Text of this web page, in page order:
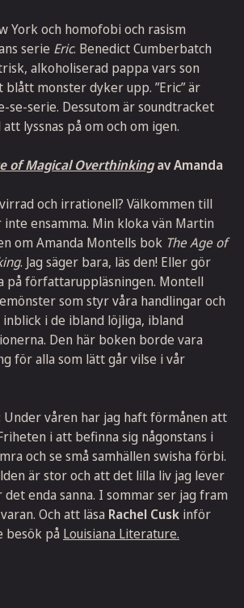
York och homofobi och rasism
serie Eric. Benedict Cumberbatch
alkoholiserad pappa vars son
monster dyker upp. ”Eric” är
se-serie. Dessutom är soundtracket
lyssnas på om och om igen.
of Magical Overthinkingav Amanda
och irrationell? Välkommen till
inte ensamma. Min kloka vän Martin
om Amanda Montells bok The Age of
. Jag säger bara, läs den! Eller gör
på författaruppläsningen. Montell
som styr våra handlingar och
inblick i de ibland löjliga, ibland
Den här boken borde vara
för alla som lätt går vilse i vår
Under våren har jag haft förmånen att
i att befinna sig någonstans i
och se små samhällen swisha förbi.
är stor och att det lilla liv jag lever
enda sanna. I sommar ser jag fram
Och att läsa Rachel Cusk inför
besök på Louisiana Literature.